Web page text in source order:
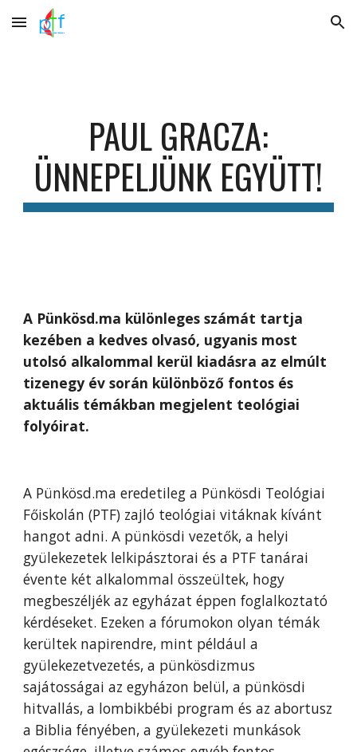
Skip to main content Skip to navigation
PAUL GRACZA:
ÜNNEPELJÜNK EGYÜTT!
A Pünkösd.ma különleges számát tartja
kezében a kedves olvasó, ugyanis most
utolsó alkalommal kerül kiadásra az elmúlt
tizenegy év során különböző fontos és
aktuális témákban megjelent teológiai
folyóirat.
A Pünkösd.ma eredetileg a Pünkösdi Teológiai
Főiskolán (PTF) zajló teológiai vitáknak kívánt
hangot adni. A pünkösdi vezetők, a helyi
gyülekezetek lelkipásztorai és a PTF tanárai
évente két alkalommal összeültek, hogy
megbeszéljék az egyházat éppen foglalkoztató
kérdéseket. Ezeken a fórumokon olyan témák
kerültek napirendre, mint például a
gyülekezetvezetés, a pünkösdizmus
sajátosságai az egyházon belül, a pünkösdi
hitvallás, a lombikbébi program és az abortusz
a Biblia fényében, a gyülekezeti munkások